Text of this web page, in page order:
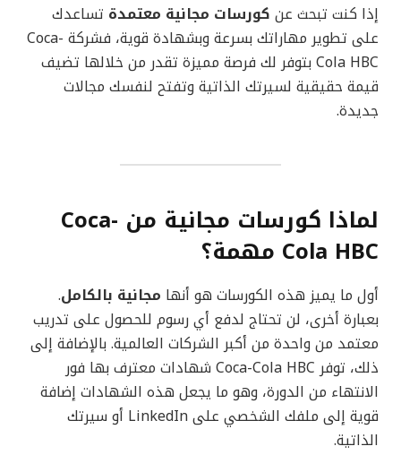
إذا كنت تبحث عن كورسات مجانية معتمدة تساعدك
على تطوير مهاراتك بسرعة وبشهادة قوية، فشركة Coca-
Cola HBC بتوفر لك فرصة مميزة تقدر من خلالها تضيف
قيمة حقيقية لسيرتك الذاتية وتفتح لنفسك مجالات
جديدة.
لماذا كورسات مجانية من Coca-
Cola HBC مهمة؟
أول ما يميز هذه الكورسات هو أنها مجانية بالكامل.
بعبارة أخرى، لن تحتاج لدفع أي رسوم للحصول على تدريب
معتمد من واحدة من أكبر الشركات العالمية. بالإضافة إلى
ذلك، توفر Coca-Cola HBC شهادات معترف بها فور
الانتهاء من الدورة، وهو ما يجعل هذه الشهادات إضافة
قوية إلى ملفك الشخصي على LinkedIn أو سيرتك
الذاتية.